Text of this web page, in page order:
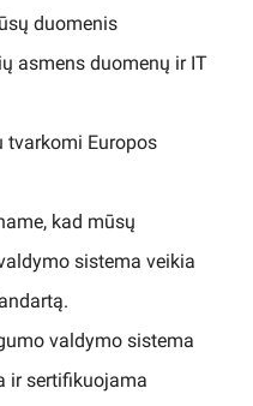
duomenis
asmens duomenų ir IT
tvarkomi Europos
kad mūsų
sistema veikia
valdymo sistema
ir sertifikuojama